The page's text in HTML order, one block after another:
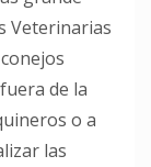
Veterinarias
de la
o a
las